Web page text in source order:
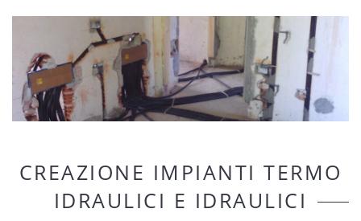
CREAZIONE IMPIANTI TERMO
IDRAULICI E IDRAULICI